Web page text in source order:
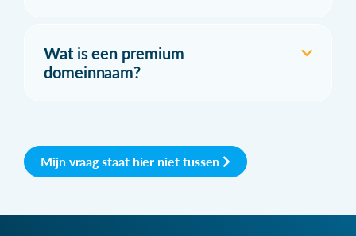
Wat is een premium
domeinnaam?
Mijn vraag staat hier niet tussen